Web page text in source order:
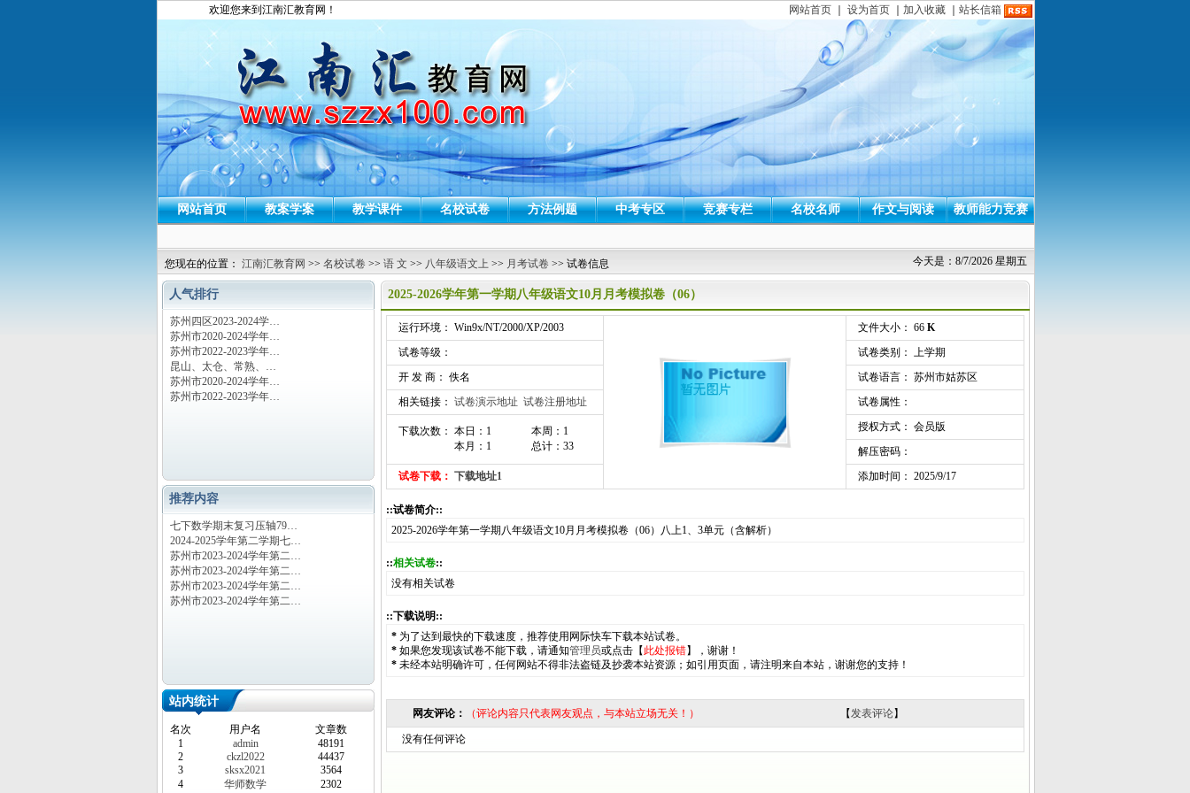
欢迎您来到江南汇教育网！ 网站首页 设为首页 加入收藏 站长信箱
网站首页 教案学案 教学课件 名校试卷 方法例题 中考专区 竞赛专栏 名校名师 作文与阅读 教师能力竞赛
今天是：8/7/2026 星期五
您现在的位置： 江南汇教育网 >> 名校试卷 >> 语 文 >> 八年级语文上 >> 月考试卷 >> 试卷信息
人气排行
苏州四区2023-2024学…
苏州市2020-2024学年…
苏州市2022-2023学年…
昆山、太仓、常熟、…
苏州市2020-2024学年…
苏州市2022-2023学年…
推荐内容
七下数学期末复习压轴79…
2024-2025学年第二学期七…
苏州市2023-2024学年第二…
苏州市2023-2024学年第二…
苏州市2023-2024学年第二…
苏州市2023-2024学年第二…
站内统计
名次 用户名
文章数
1
admin
48191
2
ckzl2022
44437
3
sksx2021
3564
4
华师数学
2302
2025-2026学年第一学期八年级语文10月月考模拟卷（06）
运行环境： Win9x/NT/2000/XP/2003 文件大小： 66 K
试卷等级：
试卷类别： 上学期
开 发 商： 佚名
试卷语言： 苏州市姑苏区
相关链接： 试卷演示地址 试卷注册地址 试卷属性：
下载次数： 本日：1
本月：1
本周：1
总计：33
授权方式： 会员版
解压密码：
试卷下载： 下载地址1 添加时间： 2025/9/17
::试卷简介::
2025-2026学年第一学期八年级语文10月月考模拟卷（06）八上1、3单元（含解析）
::相关试卷::
没有相关试卷
::下载说明::
* 为了达到最快的下载速度，推荐使用网际快车下载本站试卷。
* 如果您发现该试卷不能下载，请通知管理员或点击【 此处报错】，谢谢！
* 未经本站明确许可，任何网站不得非法盗链及抄袭本站资源；如引用页面，请注明来自本站，谢谢您的支持！
网友评论： （评论内容只代表网友观点，与本站立场无关！） 【发表评论】
没有任何评论